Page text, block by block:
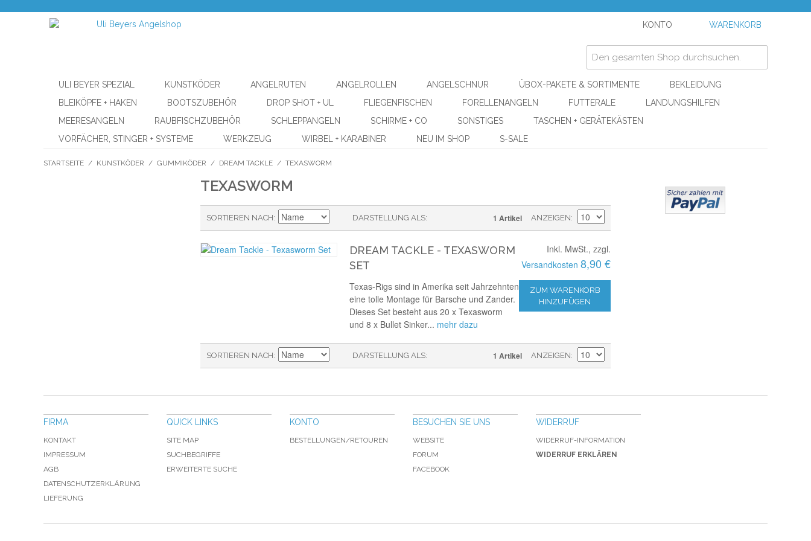
KONTO WARENKORB
ULI BEYER SPEZIAL KUNSTKÖDER ANGELRUTEN ANGELROLLEN ANGELSCHNUR ÜBOX-PAKETE & SORTIMENTE
BEKLEIDUNG
BLEIKÖPFE + HAKEN
BOOTSZUBEHÖR DROP SHOT + UL FLIEGENFISCHEN FORELLENANGELN FUTTERALE
LANDUNGSHILFEN
MEERESANGELN
RAUBFISCHZUBEHÖR SCHLEPPANGELN SCHIRME + CO SONSTIGES
TASCHEN + GERÄTEKÄSTEN
VORFÄCHER, STINGER + SYSTEME
WERKZEUG WIRBEL + KARABINER NEU IM SHOP S-SALE
STARTSEITE / KUNSTKÖDER / GUMMIKÖDER / DREAM TACKLE / TEXASWORM
TEXASWORM
DARSTELLUNG ALS
SORTIEREN NACH 1 Artikel ANZEIGEN
DREAM TACKLE - TEXASWORM
SET
Inkl. MwSt., zzgl.
Versandkosten 8,90 €
ZUM WARENKORB
HINZUFÜGEN
Texas-Rigs sind in Amerika seit Jahrzehnten
eine tolle Montage für Barsche und Zander.
Dieses Set besteht aus 20 x Texasworm
und 8 x Bullet Sinker... mehr dazu
DARSTELLUNG ALS
SORTIEREN NACH 1 Artikel ANZEIGEN
FIRMA
KONTAKT
IMPRESSUM
AGB
DATENSCHUTZERKLÄRUNG
LIEFERUNG
QUICK LINKS
SITE MAP
SUCHBEGRIFFE
ERWEITERTE SUCHE
KONTO
BESTELLUNGEN/RETOUREN
BESUCHEN SIE UNS
WEBSITE
FORUM
FACEBOOK
WIDERRUF
WIDERRUF-INFORMATION
WIDERRUF ERKLÄREN